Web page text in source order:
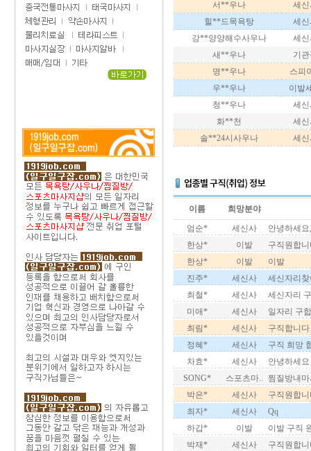
서**우나
세
힐**드목욕탕
세
강**양양해수사우나
세
새**우나
기
명**우나
스피
우**우나
이발
청**우나
세
화**천
세
솔**24시사우나
세
이름
희망분야
엄순*
세신사
안녕하세
한상*
이발
구직원합
한상*
이발
이발
진주*
세신사
세신자리
최철*
세신사
세신자리
미애*
세신사
일자리 구
최림*
세신사
구직합니다.
정혜*
세신사
구직 희망
차효*
세신사
안녕하세
SONG*
스포츠마..
찜질방내
박은*
세신사
구직원합
최자*
세신사
Qq
하갑*
이발
이발 구직
박재*
세신사
구직원합